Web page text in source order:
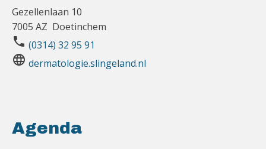
Gezellenlaan 10
7005 AZ Doetinchem
phone (0314) 32 95 91
language dermatologie.slingeland.nl
Agenda